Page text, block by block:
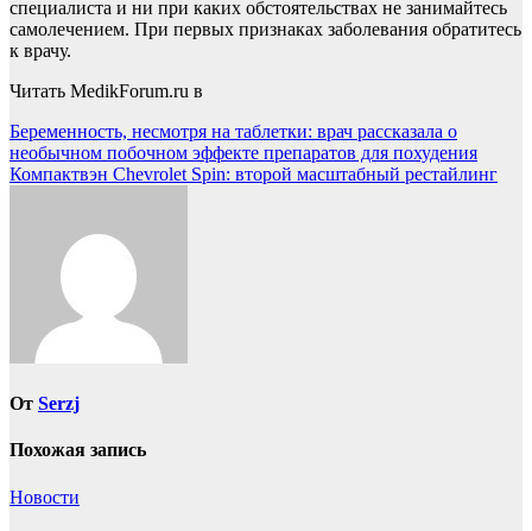
специалиста и ни при каких обстоятельствах не занимайтесь
самолечением. При первых признаках заболевания обратитесь
к врачу.
Читать MedikForum.ru в
Навигация
по
Беременность, несмотря на таблетки: врач рассказала о
необычном побочном эффекте препаратов для похудения
Компактвэн Chevrolet Spin: второй масштабный рестайлинг
От Serzj
Похожая запись
Новости